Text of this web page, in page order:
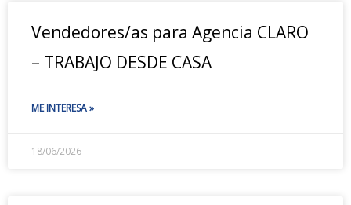
Vendedores/as para Agencia CLARO
– TRABAJO DESDE CASA
ME INTERESA »
18/06/2026